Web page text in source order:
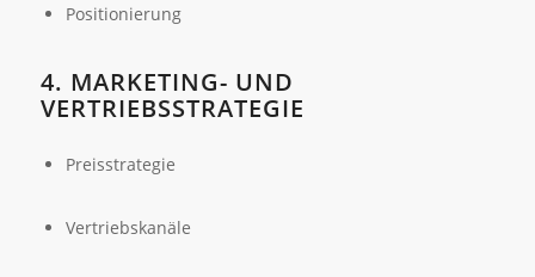
Positionierung
4. MARKETING- UND
VERTRIEBSSTRATEGIE
Preisstrategie
Vertriebskanäle